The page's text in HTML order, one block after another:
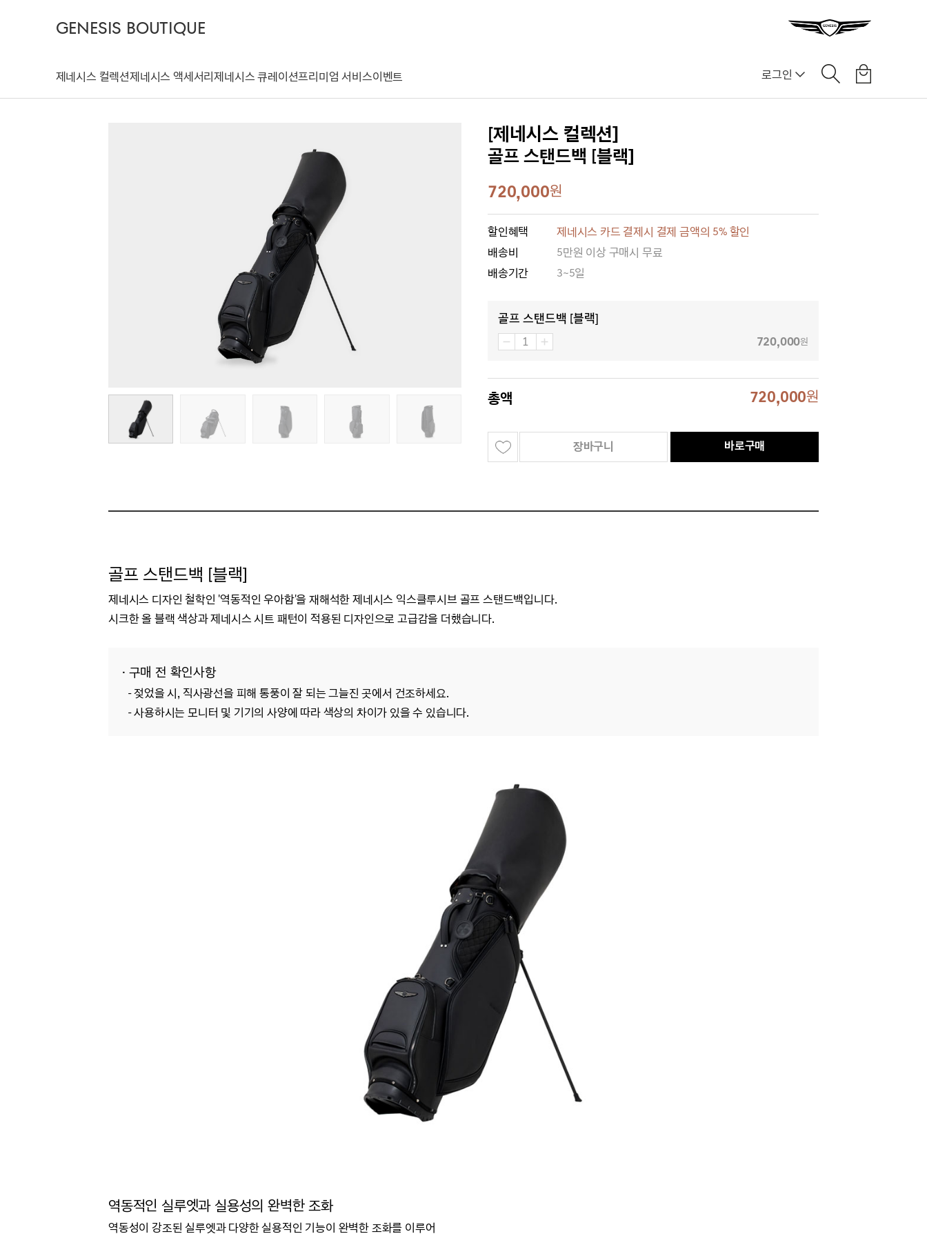
GENESIS BOUTIQUE
제네시스 컬렉션제네시스 액세서리제네시스 큐레이션프리미엄 서비스이벤트 로그인
[제네시스 컬렉션]
골프 스탠드백 [블랙]
720,000원
할인혜택
제네시스 카드 결제시 결제 금액의 5% 할인
배송비
5만원 이상 구매시 무료
배송기간
3~5일
골프 스탠드백 [블랙]
720,000원
총액 720,000원
장바구니 바로구매
골프 스탠드백 [블랙]
제네시스 디자인 철학인 '역동적인 우아함'을 재해석한 제네시스 익스클루시브 골프 스탠드백입니다.
시크한 올 블랙 색상과 제네시스 시트 패턴이 적용된 디자인으로 고급감을 더했습니다.
· 구매 전 확인사항
- 젖었을 시, 직사광선을 피해 통풍이 잘 되는 그늘진 곳에서 건조하세요.
- 사용하시는 모니터 및 기기의 사양에 따라 색상의 차이가 있을 수 있습니다.
역동적인 실루엣과 실용성의 완벽한 조화
역동성이 강조된 실루엣과 다양한 실용적인 기능이 완벽한 조화를 이루어